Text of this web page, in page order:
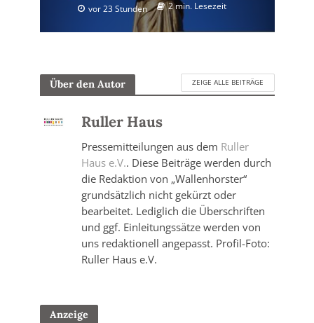
vor 23 Stunden 2 min. Lesezeit
Über den Autor ZEIGE ALLE BEITRÄGE
Ruller Haus
Pressemitteilungen aus dem Ruller
Haus e.V.. Diese Beiträge werden durch
die Redaktion von „Wallenhorster“
grundsätzlich nicht gekürzt oder
bearbeitet. Lediglich die Überschriften
und ggf. Einleitungssätze werden von
uns redaktionell angepasst. Profil-Foto:
Ruller Haus e.V.
Anzeige